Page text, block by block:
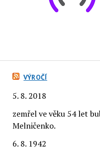
VÝROČÍ
5. 8. 2018
zemřel ve věku 54 let
Melničenko.
6. 8. 1942